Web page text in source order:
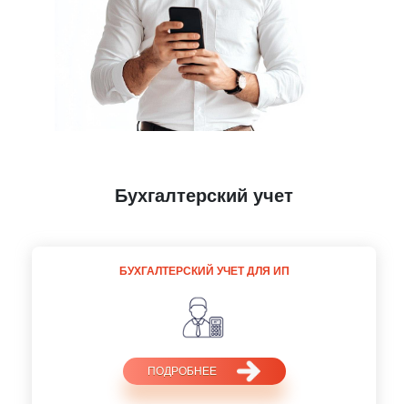
Бухгалтерский учет
БУХГАЛТЕРСКИЙ УЧЕТ ДЛЯ ИП
ПОДРОБНЕЕ